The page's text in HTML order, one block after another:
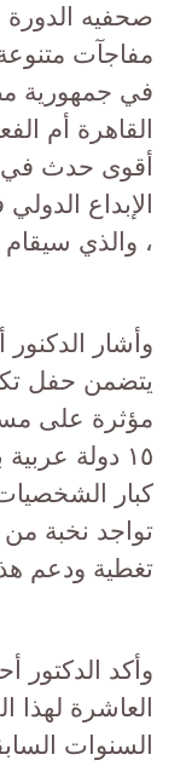
صحفيه
مفاجآت
في جمهورية
القاهرة أم
أقوى حدث
الإبداع
، والذي
وأشار
مؤثرة على
١٥ دولة
كبار
تواجد نخبة من
تغطية ودعم
وأكد الدكتور
العاشرة
السنوات